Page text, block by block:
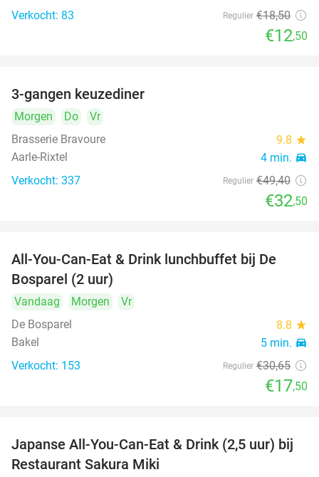
Verkocht: 83 Regulier €18,50
€12,50
3-gangen keuzediner
Morgen Do
Vr
Brasserie Bravoure
9.8 star
Aarle-Rixtel 4 min. directions_car
Verkocht: 337 Regulier €49,40
€32,50
43%
All-You-Can-Eat & Drink lunchbuffet bij De
Bosparel (2 uur)
Vandaag Morgen
Vr
De Bosparel
8.8 star
Bakel 5 min. directions_car
Verkocht: 153 Regulier €30,65
€17,50
13%
Japanse All-You-Can-Eat & Drink (2,5 uur) bij
Restaurant Sakura Miki